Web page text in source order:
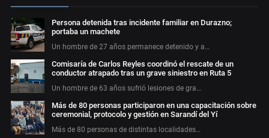
Persona detenida tras incidente familiar en Durazno;
portaba un machete
Un hombre de 27 años permanece detenido y a…
Comisaría de Carlos Reyles coordinó el rescate de un
conductor atrapado tras un grave siniestro en Ruta 5
Un hombre de 63 años sufrió lesiones de gra…
Más de 80 personas participaron en una capacitación sobre
ceremonial, protocolo y gestión en Sarandí del Yí
Más de 80 personas de distintas localidades…